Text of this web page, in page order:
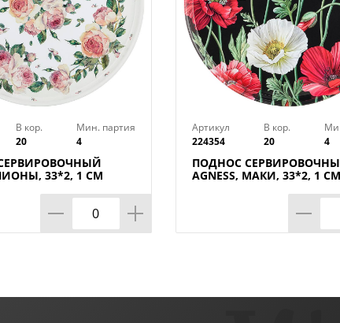
В кор.
20
Мин. партия
4
33*2, 1 СМ
Артикул
224354
В кор.
20
4
ПОДНОС
AGNESS, МАКИ, 33*2, 1 СМ